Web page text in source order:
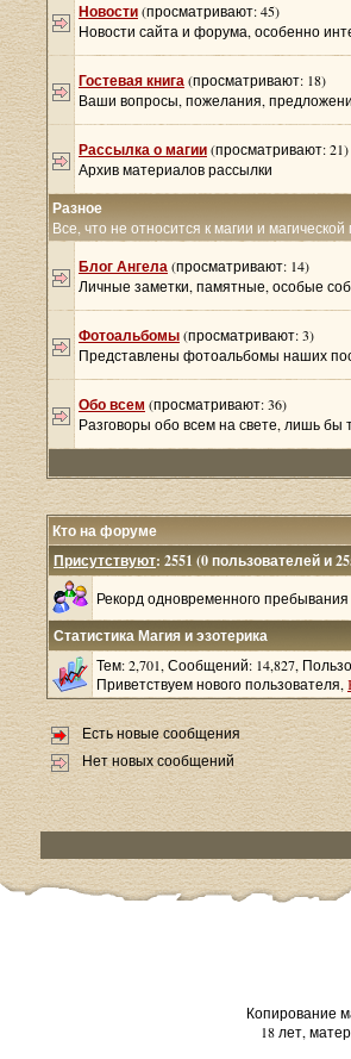
Новости(просматривают: 45)
Новости сайта и форума, особенно
Гостевая книга(просматривают: 18)
Ваши вопросы, пожелания,
Рассылка о магии(просматривают: 21)
Архив материалов рассылки
Разное
Все, что не относится к магии и
Блог Ангела(просматривают: 14)
Личные заметки, памятные, особые
Фотоальбомы(просматривают: 3)
Представлены фотоальбомы наших
Обо всем (просматривают: 36)
Разговоры обо всем на свете, лишь бы
Кто на форуме
Присутствуют: 2551 (0 пользователей и
Рекорд одновременного пребывания
Статистика Магия и эзотерика
Тем: 2,701, Сообщений: 14,827,
Приветствуем нового пользователя,
Есть новые сообщения
Нет новых сообщений
Копирование
18 лет,